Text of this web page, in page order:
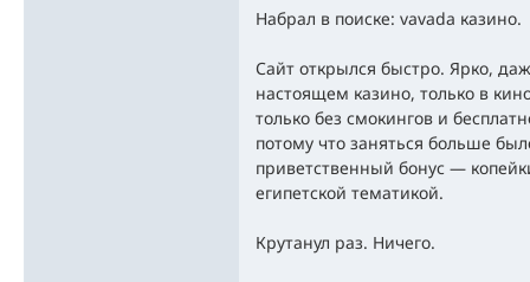
Набрал в поиске: vavada казино.
Сайт открылся быстро. Ярко,
настоящем казино, только в
только без смокингов и
потому что заняться больше
приветственный бонус —
египетской тематикой.
Крутанул раз. Ничего.